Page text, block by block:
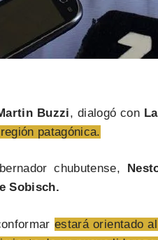
Buzzi, dialogó con
patagónica.
chubutense,
Sobisch.
estará orientado